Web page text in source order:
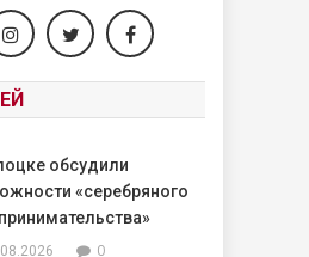
обсудили
«серебряного
0